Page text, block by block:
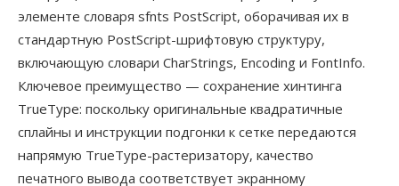
элементе словаря sfnts PostScript, оборачивая их в
стандартную PostScript-шрифтовую структуру,
включающую словари CharStrings, Encoding и FontInfo.
Ключевое преимущество — сохранение хинтинга
TrueType: поскольку оригинальные квадратичные
сплайны и инструкции подгонки к сетке передаются
напрямую TrueType-растеризатору, качество
печатного вывода соответствует экранному